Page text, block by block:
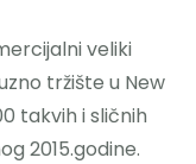
veliki
tržište u New
takvih i sličnih
2015.godine.